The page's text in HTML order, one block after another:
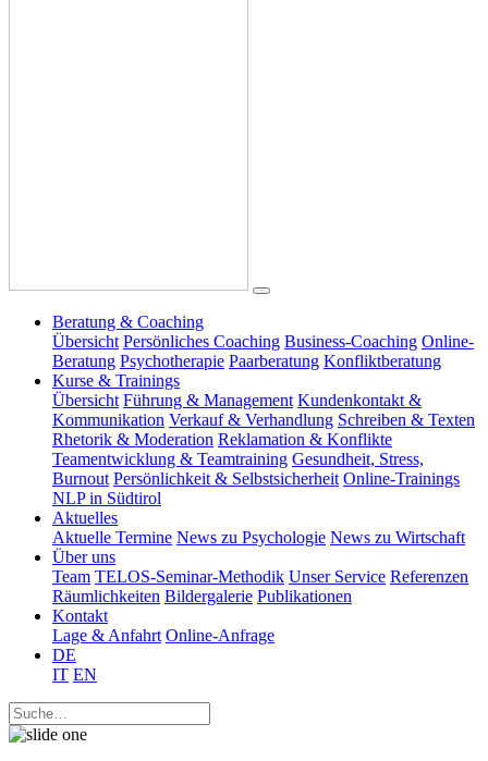
Beratung & Coaching
Übersicht Persönliches Coaching Business-Coaching Online-
Beratung Psychotherapie Paarberatung Konfliktberatung
Kurse & Trainings
Übersicht Führung & Management Kundenkontakt &
Kommunikation Verkauf & Verhandlung Schreiben & Texten
Rhetorik & Moderation Reklamation & Konflikte
Teamentwicklung & Teamtraining Gesundheit, Stress,
Burnout Persönlichkeit & Selbstsicherheit Online-Trainings
NLP in Südtirol
Aktuelles
Aktuelle Termine News zu Psychologie News zu Wirtschaft
Über uns
Team TELOS-Seminar-Methodik Unser Service Referenzen
Räumlichkeiten Bildergalerie Publikationen
Kontakt
Lage & Anfahrt Online-Anfrage
DE
IT EN